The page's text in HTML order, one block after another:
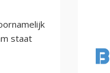
staat